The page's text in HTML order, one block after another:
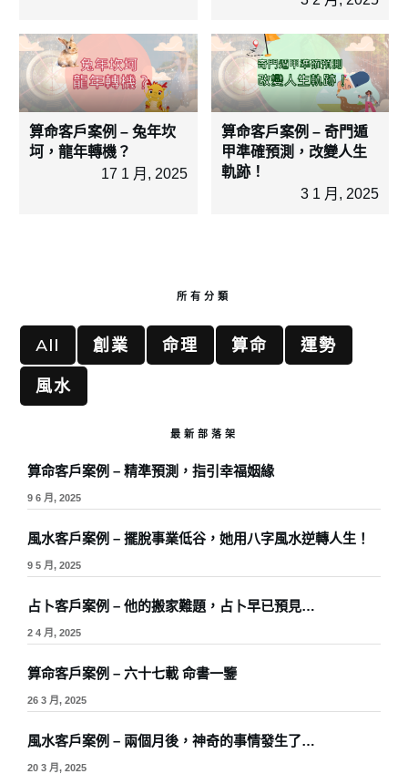
算命客戶案例 – 兔年坎
坷，龍年轉機？
17 1 月, 2025
算命客戶案例 – 奇門遁
甲準確預測，改變人生
軌跡！
3 1 月, 2025
所有分類
All 創業 命理 算命
運勢
風水
最新部落架
算命客戶案例 – 精準預測，指引幸福姻緣
9 6 月, 2025
風水客戶案例 – 擺脫事業低谷，她用八字風水逆轉人生！
9 5 月, 2025
占卜客戶案例 – 他的搬家難題，占卜早已預見…
2 4 月, 2025
算命客戶案例 – 六十七載 命書一鑒
26 3 月, 2025
風水客戶案例 – 兩個月後，神奇的事情發生了…
20 3 月, 2025